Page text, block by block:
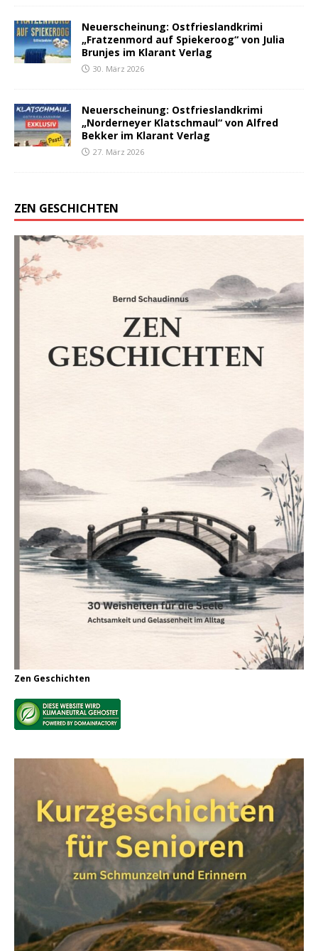
Neuerscheinung: Ostfrieslandkrimi
„Fratzenmord auf Spiekeroog“ von Julia
Brunjes im Klarant Verlag
30. März 2026
Neuerscheinung: Ostfrieslandkrimi
„Norderneyer Klatschmaul“ von Alfred
Bekker im Klarant Verlag
27. März 2026
ZEN GESCHICHTEN
Zen Geschichten